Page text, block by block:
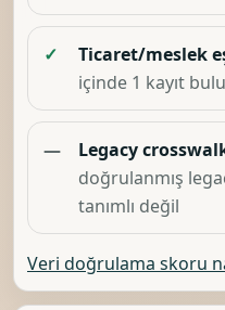
✓ Ticaret/meslek
içinde 1 kayıt
— Legacy
doğrulanmış
tanımlı değil
Veri doğrulama skoru